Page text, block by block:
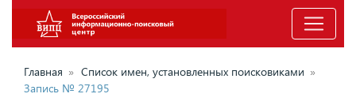
Главная » Список имен, установленных поисковиками »
Запись № 27195